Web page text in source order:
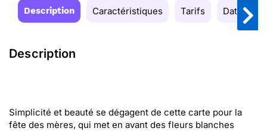
Description Caractéristiques Tarifs Date de
Description
Simplicité et beauté se dégagent de cette carte pour la
fête des mères, qui met en avant des fleurs blanches